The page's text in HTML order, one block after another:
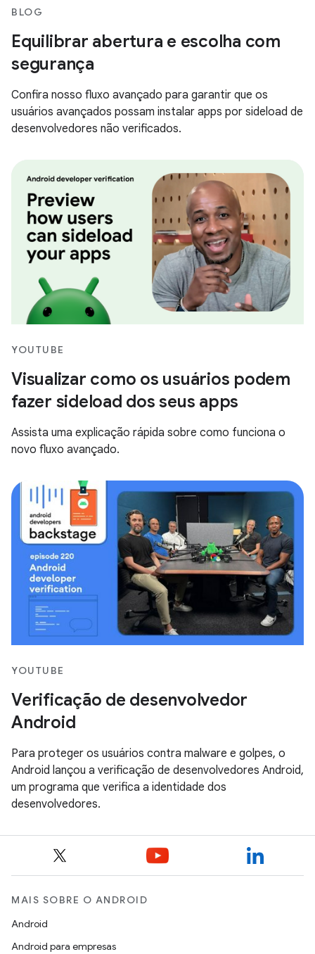
BLOG
Equilibrar abertura e escolha com
segurança
Confira nosso fluxo avançado para garantir que os
usuários avançados possam instalar apps por sideload de
desenvolvedores não verificados.
YOUTUBE
Visualizar como os usuários podem
fazer sideload dos seus apps
Assista uma explicação rápida sobre como funciona o
novo fluxo avançado.
YOUTUBE
Verificação de desenvolvedor
Android
Para proteger os usuários contra malware e golpes, o
Android lançou a verificação de desenvolvedores Android,
um programa que verifica a identidade dos
desenvolvedores.
MAIS SOBRE O ANDROID
Android
Android para empresas